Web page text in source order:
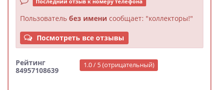
Последний отзыв к номеру телефона
Пользователь без имени сообщает: "коллекторы!"
Посмотреть все отзывы
Рейтинг
84957108639
1.0 / 5 (отрицательный)